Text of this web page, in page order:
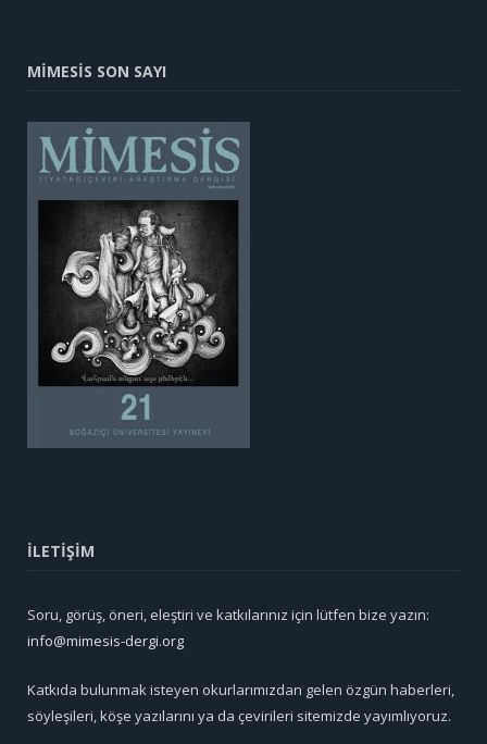
MİMESİS SON SAYI
İLETİŞİM
Soru, görüş, öneri, eleştiri ve katkılarınız için lütfen bize yazın:
info@mimesis-dergi.org
Katkıda bulunmak isteyen okurlarımızdan gelen özgün haberleri,
söyleşileri, köşe yazılarını ya da çevirileri sitemizde yayımlıyoruz.